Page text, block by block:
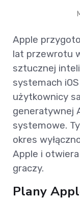
Apple
lat przewrotu
sztucznej
systemach
użytkownicy
generatywnej
systemowe.
okres
Apple i
graczy.
Plany